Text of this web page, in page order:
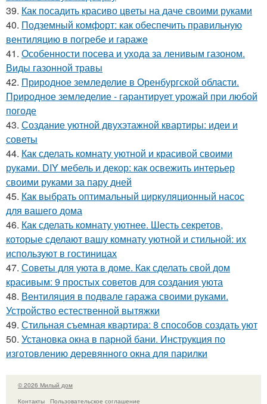
39. Как посадить красиво цветы на даче своими руками
40. Подземный комфорт: как обеспечить правильную
вентиляцию в погребе и гараже
41. Особенности посева и ухода за ленивым газоном.
Виды газонной травы
42. Природное земледелие в Оренбургской области.
Природное земледелие - гарантирует урожай при любой
погоде
43. Создание уютной двухэтажной квартиры: идеи и
советы
44. Как сделать комнату уютной и красивой своими
руками. DIY мебель и декор: как освежить интерьер
своими руками за пару дней
45. Как выбрать оптимальный циркуляционный насос
для вашего дома
46. Как сделать комнату уютнее. Шесть секретов,
которые сделают вашу комнату уютной и стильной: их
используют в гостиницах
47. Советы для уюта в доме. Как сделать свой дом
красивым: 9 простых советов для создания уюта
48. Вентиляция в подвале гаража своими руками.
Устройство естественной вытяжки
49. Стильная съемная квартира: 8 способов создать уют
50. Установка окна в парной бани. Инструкция по
изготовлению деревянного окна для парилки
© 2026 Милый дом
Контакты
Пользовательское соглашение